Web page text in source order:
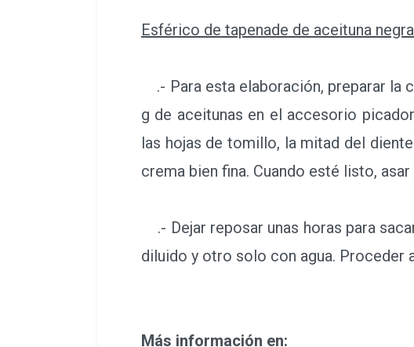
Esférico de tapenade de aceituna
.- Para esta elaboración, preparar la
g de aceitunas en el accesorio
las hojas de tomillo, la mitad del
crema bien fina. Cuando esté listo,
.- Dejar reposar unas horas para
diluido y otro solo con agua. Proceder
Más información en: